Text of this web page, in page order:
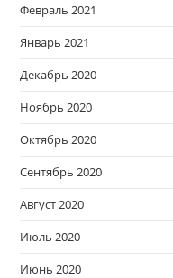
Февраль 2021
Январь 2021
Декабрь 2020
Ноябрь 2020
Октябрь 2020
Сентябрь 2020
Август 2020
Июль 2020
Июнь 2020